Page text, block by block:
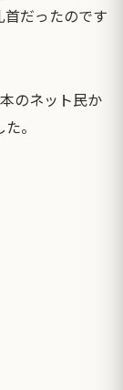
だったのです
のネット民か
。